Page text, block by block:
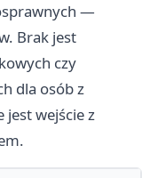
—
Brak jest
czy
dla osób z
jest wejście z